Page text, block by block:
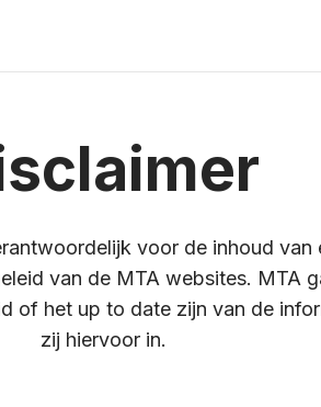
voor de inhoud van
van de MTA websites. MTA
of het up to date zijn van de
zij hiervoor in.